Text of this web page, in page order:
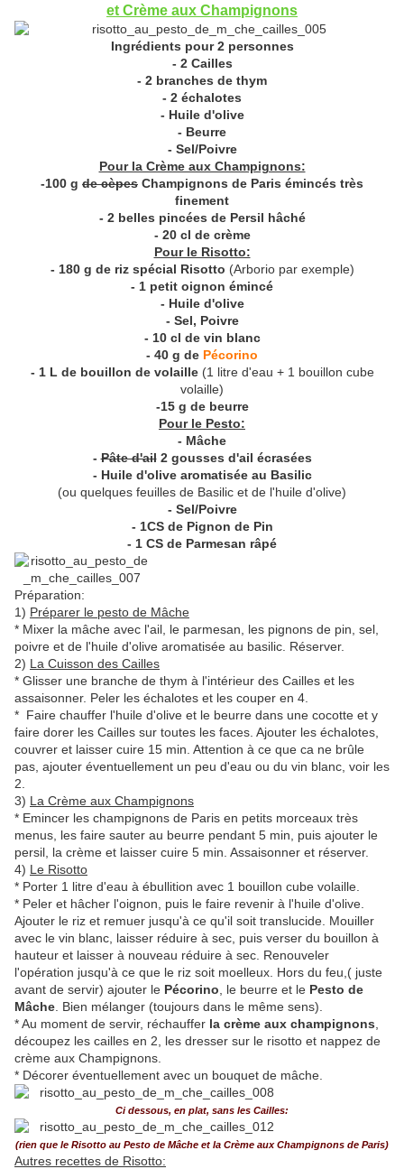
et Crème aux Champignons
Ingrédients pour 2 personnes
- 2 Cailles
- 2 branches de thym
- 2 échalotes
- Huile d'olive
- Beurre
- Sel/Poivre
Pour la Crème aux Champignons:
-100 g de cèpes Champignons de Paris émincés très
finement
- 2 belles pincées de Persil hâché
- 20 cl de crème
Pour le Risotto:
- 180 g de riz spécial Risotto (Arborio par exemple)
- 1 petit oignon émincé
- Huile d'olive
- Sel, Poivre
- 10 cl de vin blanc
- 40 g de Pécorino
- 1 L de bouillon de volaille(1 litre d'eau + 1 bouillon cube
volaille)
-15 g de beurre
Pour le Pesto:
- Mâche
-Pâte d'ail2 gousses d'ail écrasées
- Huile d'olive aromatisée au Basilic
(ou quelques feuilles de Basilic et de l'huile d'olive)
- Sel/Poivre
- 1CS de Pignon de Pin
- 1 CS de Parmesan râpé
Préparation:
1) Préparer le pesto de Mâche
* Mixer la mâche avec l'ail, le parmesan, les pignons de pin, sel,
poivre et de l'huile d'olive aromatisée au basilic. Réserver.
2) La Cuisson des Cailles
* Glisser une branche de thym à l'intérieur des Cailles et les
assaisonner. Peler les échalotes et les couper en 4.
* Faire chauffer l'huile d'olive et le beurre dans une cocotte et y
faire dorer les Cailles sur toutes les faces. Ajouter les échalotes,
couvrer et laisser cuire 15 min. Attention à ce que ca ne brûle
pas, ajouter éventuellement un peu d'eau ou du vin blanc, voir les
2.
3) La Crème aux Champignons
* Emincer les champignons de Paris en petits morceaux très
menus, les faire sauter au beurre pendant 5 min, puis ajouter le
persil, la crème et laisser cuire 5 min. Assaisonner et réserver.
4) Le Risotto
* Porter 1 litre d'eau à ébullition avec 1 bouillon cube volaille.
* Peler et hâcher l'oignon, puis le faire revenir à l'huile d'olive.
Ajouter le riz et remuer jusqu'à ce qu'il soit translucide. Mouiller
avec le vin blanc, laisser réduire à sec, puis verser du bouillon à
hauteur et laisser à nouveau réduire à sec. Renouveler
l'opération jusqu'à ce que le riz soit moelleux. Hors du feu,( juste
avant de servir) ajouter le Pécorino , le beurre et le Pesto de
Mâche . Bien mélanger (toujours dans le même sens).
* Au moment de servir, réchauffer la crème aux champignons
découpez les cailles en 2, les dresser sur le risotto et nappez de
crème aux Champignons.
* Décorer éventuellement avec un bouquet de mâche.
Ci dessous, en plat, sans les Cailles:
(rien que le Risotto au Pesto de Mâche et la Crème aux Champignons de Paris)
Autres recettes de Risotto: